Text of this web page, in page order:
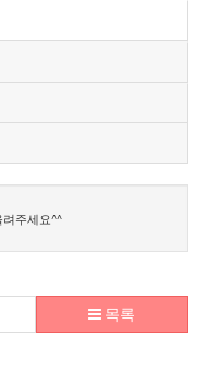
주세요^^
목록